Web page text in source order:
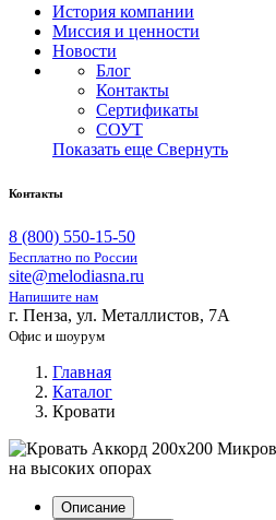
История компании
Миссия и ценности
Новости
Блог
Контакты
Сертификаты
СОУТ
Показать еще Свернуть
Контакты
8 (800) 550-15-50
Бесплатно по России
site@melodiasna.ru
Напишите нам
г. Пенза, ул. Металлистов, 7А
Офис и шоурум
Главная
Каталог
Кровати
Описание